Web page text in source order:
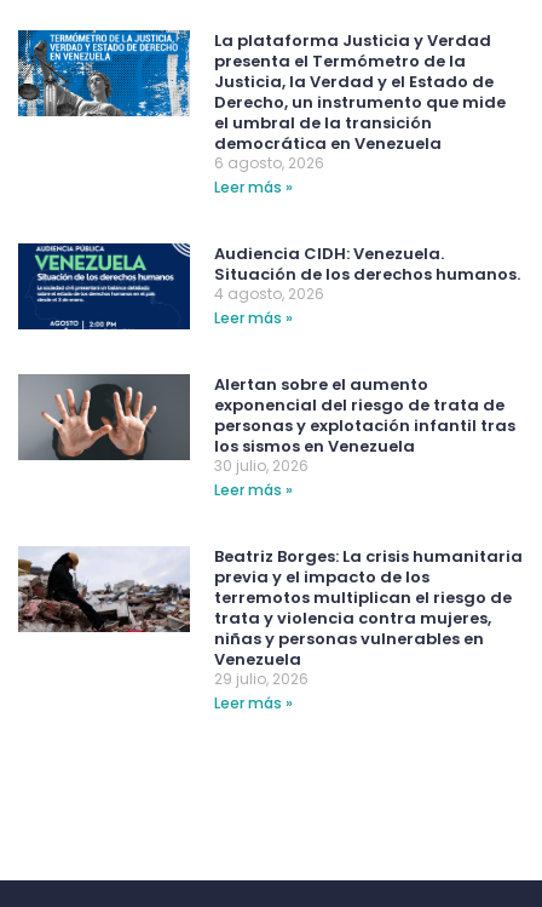
La plataforma Justicia y Verdad
presenta el Termómetro de la
Justicia, la Verdad y el Estado de
Derecho, un instrumento que mide
el umbral de la transición
democrática en Venezuela
6 agosto, 2026
Leer más »
Audiencia CIDH: Venezuela.
Situación de los derechos humanos.
4 agosto, 2026
Leer más »
Alertan sobre el aumento
exponencial del riesgo de trata de
personas y explotación infantil tras
los sismos en Venezuela
30 julio, 2026
Leer más »
Beatriz Borges: La crisis humanitaria
previa y el impacto de los
terremotos multiplican el riesgo de
trata y violencia contra mujeres,
niñas y personas vulnerables en
Venezuela
29 julio, 2026
Leer más »